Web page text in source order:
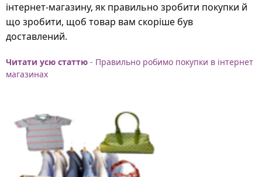
інтернет-магазину, як правильно зробити покупки й
що зробити, щоб товар вам скоріше був
доставлений.
Читати усю статтю - Правильно робимо покупки в інтернет
магазинах